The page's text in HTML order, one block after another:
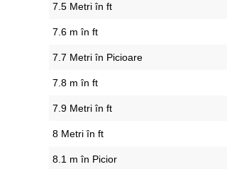
7.5 Metri în ft
7.6 m în ft
7.7 Metri în Picioare
7.8 m în ft
7.9 Metri în ft
8 Metri în ft
8.1 m în Picior